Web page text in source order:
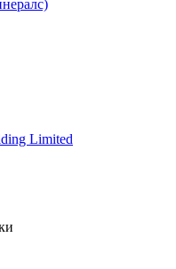
Limited